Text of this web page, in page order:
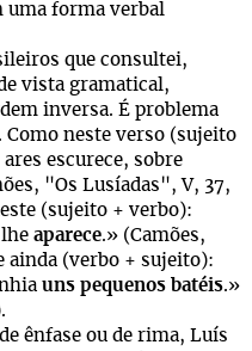
uma forma verbal
que consultei,
vista gramatical,
inversa. É problema
Como neste verso (sujeito
ares escurece, sobre
"Os Lusíadas", V, 37,
(sujeito + verbo):
aparece.» (Camões,
ainda (verbo + sujeito):
uns pequenos batéis.»
ênfase ou de rima, Luís